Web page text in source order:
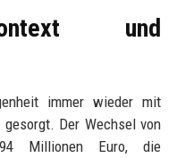
und
immer wieder mit
Der Wechsel von
Millionen Euro, die